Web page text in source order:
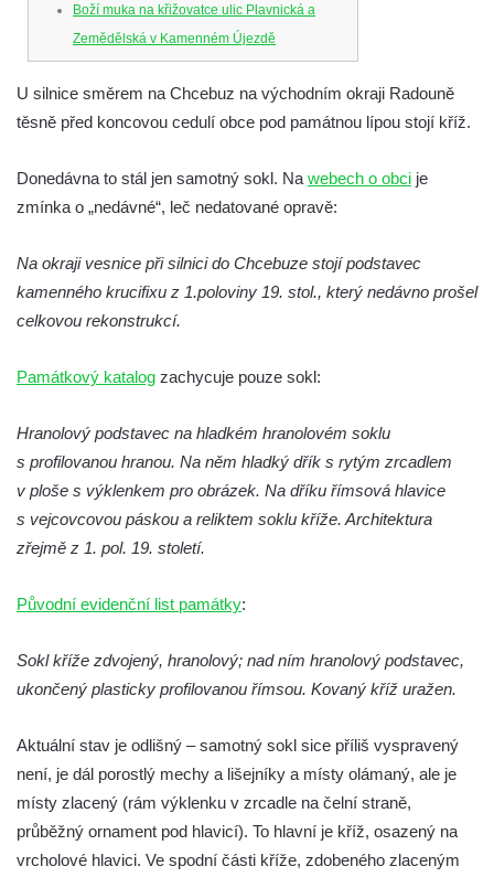
Boží muka na křižovatce ulic Plavnická a
Zemědělská v Kamenném Újezdě
v Kamenném Újezdě
Kříž na křižovatce ulic 5. května a Dělnická
Kříž v Dělnické ulici v Kamenném Újezdě
Malší ve Velešíně
Centrální kříž hřbitova ve Velešíně
Kříž u kostela svatého Václava ve Velešíně
Kříž u fary v Římově
Kříž u lípy Jana Gurreho v Římově
Boží muka u hřbitova v Římově
Kříž poblíž domu čp. 169 v Plavu
Boží muka v Plavu
Kříž na rozcestí u domu čp. 283 v Dolním
Podluží
Görnerův kříž u silnice č. 264 v Dolním
Podluží
U silnice směrem na Chcebuz na východním okraji Radouně
těsně před koncovou cedulí obce pod památnou lípou stojí kříž.
Donedávna to stál jen samotný sokl. Na webech o obci je
zmínka o „nedávné“, leč nedatované opravě:
Na okraji vesnice při silnici do Chcebuze stojí podstavec
kamenného krucifixu z 1.poloviny 19. stol., který nedávno prošel
celkovou rekonstrukcí.
Památkový katalog zachycuje pouze sokl:
Hranolový podstavec na hladkém hranolovém soklu
s profilovanou hranou. Na něm hladký dřík s rytým zrcadlem
v ploše s výklenkem pro obrázek. Na dříku římsová hlavice
s vejcovcovou páskou a reliktem soklu kříže. Architektura
zřejmě z 1. pol. 19. století.
Původní evidenční list památky:
Sokl kříže zdvojený, hranolový; nad ním hranolový podstavec,
ukončený plasticky profilovanou římsou. Kovaný kříž uražen.
Aktuální stav je odlišný – samotný sokl sice příliš vyspravený
není, je dál porostlý mechy a lišejníky a místy olámaný, ale je
místy zlacený (rám výklenku v zrcadle na čelní straně,
průběžný ornament pod hlavicí). To hlavní je kříž, osazený na
vrcholové hlavici. Ve spodní části kříže, zdobeného zlaceným